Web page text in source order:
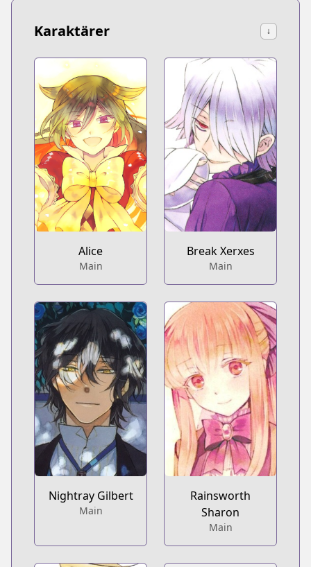
Karaktärer ↓
Alice
Main
Break Xerxes
Main
Nightray Gilbert
Main
Rainsworth
Sharon
Main